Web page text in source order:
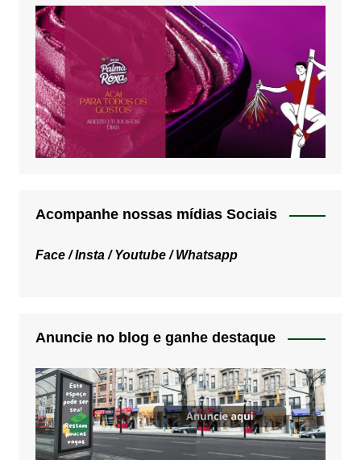
Acompanhe nossas mídias Sociais
Face /Insta /Youtube /Whatsapp
Anuncie no blog e ganhe destaque